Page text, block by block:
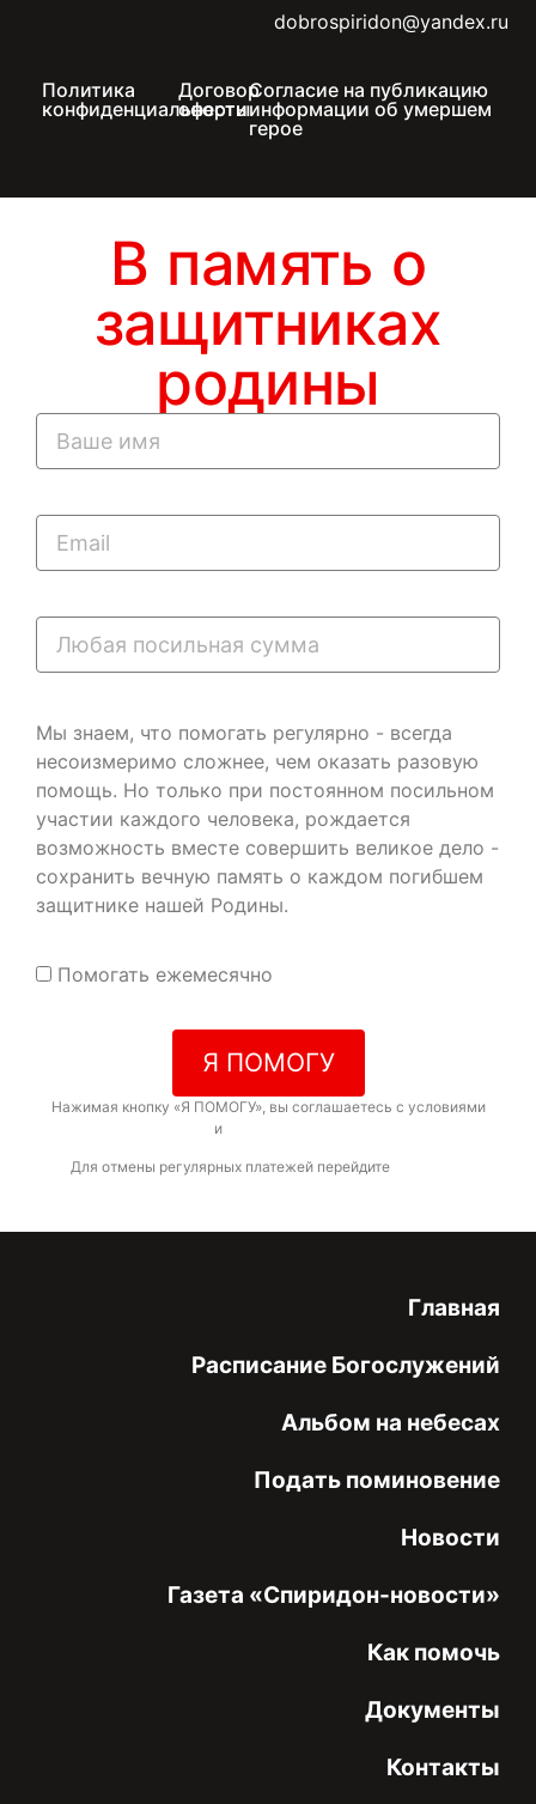
dobrospiridon@yandex.ru
Политика
конфиденциальности
Договор
оферты
Согласие на публикацию
информации об умершем
герое
В память о
защитниках
родины
Мы знаем, что помогать регулярно - всегда
несоизмеримо сложнее, чем оказать разовую
помощь. Но только при постоянном посильном
участии каждого человека, рождается
возможность вместе совершить великое дело -
сохранить вечную память о каждом погибшем
защитнике нашей Родины.
Помогать ежемесячно
Я ПОМОГУ
Нажимая кнопку «Я ПОМОГУ», вы соглашаетесь с условиями
и
Для отмены регулярных платежей перейдите
Главная
Расписание Богослужений
Альбом на небесах
Подать поминовение
Новости
Газета «Спиридон-новости»
Как помочь
Документы
Контакты